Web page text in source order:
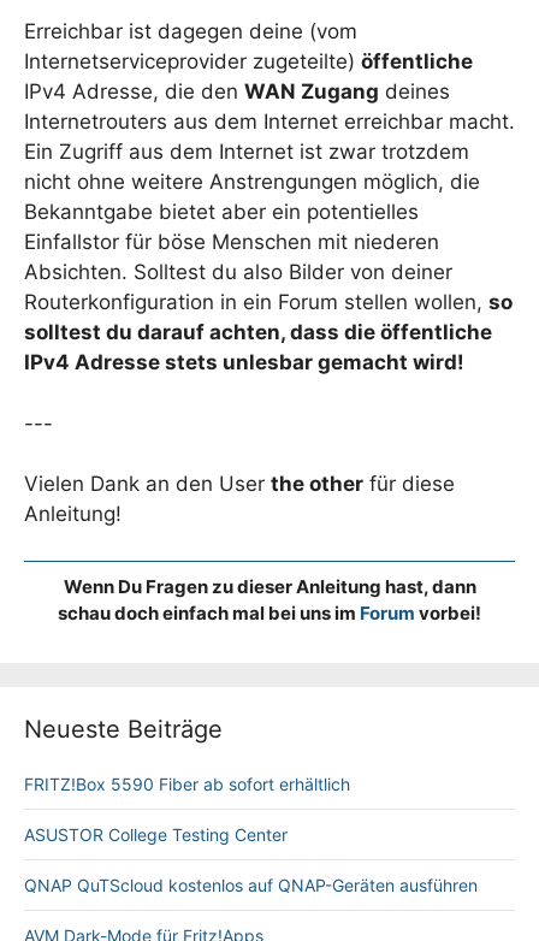
Erreichbar ist dagegen deine (vom
Internetserviceprovider zugeteilte) öffentliche
IPv4 Adresse, die den WAN Zugang deines
Internetrouters aus dem Internet erreichbar macht.
Ein Zugriff aus dem Internet ist zwar trotzdem
nicht ohne weitere Anstrengungen möglich, die
Bekanntgabe bietet aber ein potentielles
Einfallstor für böse Menschen mit niederen
Absichten. Solltest du also Bilder von deiner
Routerkonfiguration in ein Forum stellen wollen, so
solltest du darauf achten, dass die öffentliche
IPv4 Adresse stets unlesbar gemacht wird!
---
Vielen Dank an den User the other für diese
Anleitung!
Wenn Du Fragen zu dieser Anleitung hast, dann
schau doch einfach mal bei uns im Forum vorbei!
Neueste Beiträge
FRITZ!Box 5590 Fiber ab sofort erhältlich
ASUSTOR College Testing Center
QNAP QuTScloud kostenlos auf QNAP-Geräten ausführen
AVM Dark-Mode für Fritz!Apps